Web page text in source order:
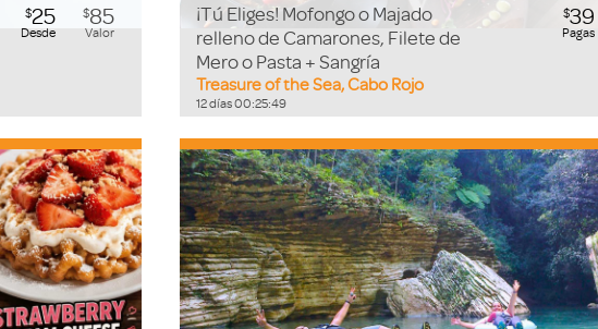
$25
Desde
$85
Valor
¡Tú Eliges! Mofongo o Majado
relleno de Camarones, Filete de
Mero o Pasta + Sangría
Treasure of the Sea, Cabo Rojo
12días00:25:48
$39
Pagas